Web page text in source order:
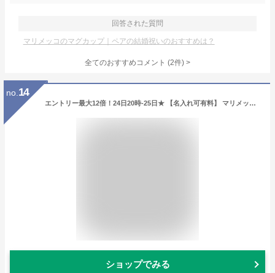
回答された質問
マリメッコのマグカップ｜ペアの結婚祝いのおすすめは？
全てのおすすめコメント (2件) >
no. 14
エントリー最大12倍！24日20時-25日★ 【名入れ可有料】 マリメッコ マグカップ コップ 250ml ペア 2個セット Seireeni セイレーニ ダークブルー×ミント 072253 856 名前入れ 北欧雑貨 北欧デザイン 北欧食器 テーブルウェア【スペシャルラッピング660円(別売り)】
ショップでみる